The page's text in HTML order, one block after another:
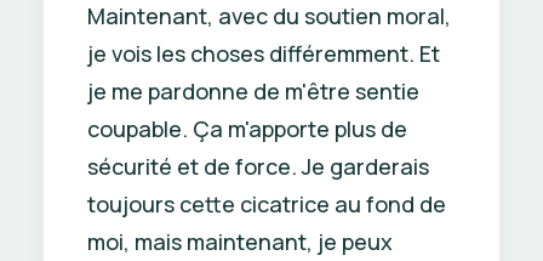
Maintenant, avec du soutien moral,
je vois les choses différemment. Et
je me pardonne de m'être sentie
coupable. Ça m'apporte plus de
sécurité et de force. Je garderais
toujours cette cicatrice au fond de
moi, mais maintenant, je peux